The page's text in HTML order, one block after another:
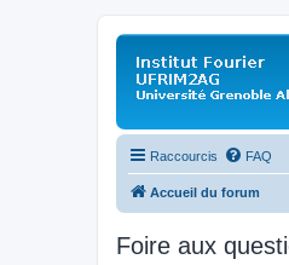
Raccourcis FAQ
Accueil du forum
Foire aux